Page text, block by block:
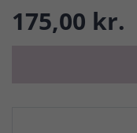
175,00 kr.